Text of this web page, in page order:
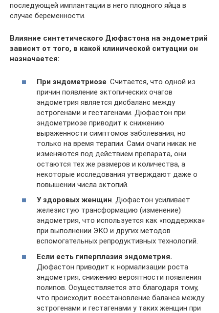
последующей имплантации в него плодного яйца в
случае беременности.
Влияние синтетического Дюфастона на эндометрий
зависит от того, в какой клинической ситуации он
назначается:
При эндометриозе . Считается, что одной из
причин появление эктопических очагов
эндометрия является дисбаланс между
эстрогенами и гестагенами. Дюфастон при
эндометриозе приводит к снижению
выраженности симптомов заболевания, но
только на время терапии. Сами очаги никак не
изменяются под действием препарата, они
остаются тех же размеров и количества, а
некоторые исследования утверждают даже о
повышении числа эктопий.
У здоровых женщин. Дюфастон усиливает
железистую трансформацию (изменение)
эндометрия, что используется как «поддержка»
при выполнении ЭКО и других методов
вспомогательных репродуктивных технологий.
Если есть гиперплазия эндометрия.
Дюфастон приводит к нормализации роста
эндометрия, снижению вероятности появления
полипов. Осуществляется это благодаря тому,
что происходит восстановление баланса между
эстрогенами и гестагенами у таких женщин при